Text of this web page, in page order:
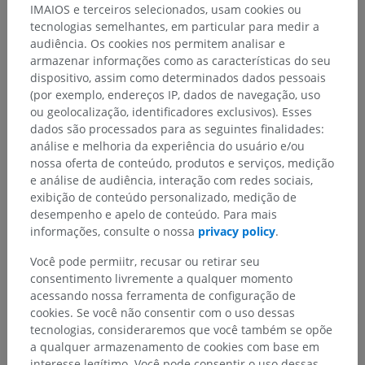
Anatomia humana 1
Anatomia sistêmica> Sistema nervoso>
Parte central ; Sistema nervoso central>
Medula espinal> Substância cinzenta>
Colunas cinzentas> Voluna posterior>
Corno posterior> Colo
Estruturas subjacentes:
Núcleo próprio; Lâminas espinais III e IV
Lâmina espinal V
Traduções
IMAIOS e terceiros selecionados, usam cookies ou
tecnologias semelhantes, em particular para medir a
audiência. Os cookies nos permitem analisar e
armazenar informações como as características do seu
dispositivo, assim como determinados dados pessoais
(por exemplo, endereços IP, dados de navegação, uso
ou geolocalização, identificadores exclusivos). Esses
dados são processados para as seguintes finalidades:
análise e melhoria da experiência do usuário e/ou
nossa oferta de conteúdo, produtos e serviços, medição
e análise de audiência, interação com redes sociais,
exibição de conteúdo personalizado, medição de
desempenho e apelo de conteúdo. Para mais
informações, consulte o nossa privacy policy.
Você pode permiitr, recusar ou retirar seu
consentimento livremente a qualquer momento
acessando nossa ferramenta de configuração de
cookies. Se você não consentir com o uso dessas
tecnologias, consideraremos que você também se opõe
a qualquer armazenamento de cookies com base em